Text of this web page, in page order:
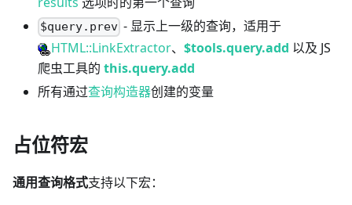
$query.prev - 显示上一级的查询，适用于
HTML::LinkExtractor、 $tools.query.add 以及 JS
爬虫工具的 this.query.add
所有通过查询构造器创建的变量
占位符宏
通用查询格式支持以下宏：